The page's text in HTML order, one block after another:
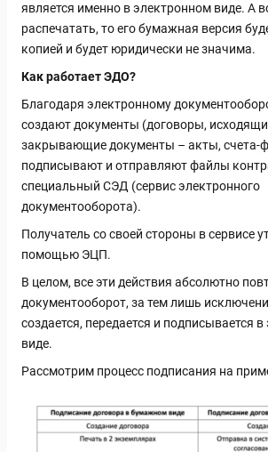
является именно в электронном виде. А
распечатать, то его бумажная версия
копией и будет юридически не значима.
Как работает ЭДО?
Благодаря электронному
создают документы (договоры,
закрывающие документы – акты, счета-
подписывают и отправляют файлы
специальный СЭД (сервис электронного
документооборота).
Получатель со своей стороны в сервисе
помощью ЭЦП.
В целом, все эти действия абсолютно
документооборот, за тем лишь
создается, передается и подписывается
виде.
Рассмотрим процесс подписания на